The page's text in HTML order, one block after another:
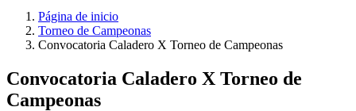
Página de inicio
Torneo de Campeonas
Convocatoria Caladero X Torneo de Campeonas
Convocatoria Caladero X Torneo de
Campeonas